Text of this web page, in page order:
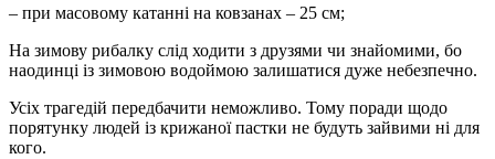
– при масовому катанні на ковзанах – 25 см;
На зимову рибалку слід ходити з друзями чи знайомими, бо
наодинці із зимовою водоймою залишатися дуже небезпечно.
Усіх трагедій передбачити неможливо. Тому поради щодо
порятунку людей із крижаної пастки не будуть зайвими ні для
кого.